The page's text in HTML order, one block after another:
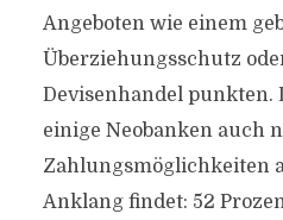
Angeboten wie einem
Überziehungsschutz
Devisenhandel punkten.
einige Neobanken auch
Zahlungsmöglichkeiten
Anklang findet: 52